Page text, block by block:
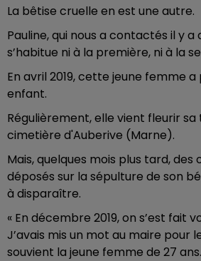
La bêtise cruelle en est une autre.
Pauline, qui nous a contactés il y a
s’habitue ni à la première, ni à la
En avril 2019, cette jeune femme
enfant.
Régulièrement, elle vient fleurir
cimetière d'Auberive (Marne).
Mais, quelques mois plus tard,
déposés sur la sépulture de son
à disparaître.
« En décembre 2019, on s’est fait
J’avais mis un mot au maire pour
souvient la jeune femme de 27 ans.